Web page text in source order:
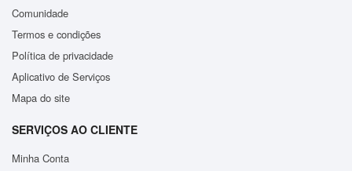
Comunidade
Termos e condições
Política de privacidade
Aplicativo de Serviços
Mapa do site
SERVIÇOS AO CLIENTE
Minha Conta